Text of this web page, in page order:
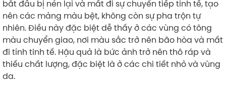
bắt đầu bị nén lại và mất đi sự chuyển tiếp tinh tế, tạo
nên các mảng màu bệt, không còn sự pha trộn tự
nhiên. Điều này đặc biệt dễ thấy ở các vùng có tông
màu chuyển giao, nơi màu sắc trở nên bão hòa và mất
đi tính tinh tế. Hậu quả là bức ảnh trở nên thô ráp và
thiếu chất lượng, đặc biệt là ở các chi tiết nhỏ và vùng
da.